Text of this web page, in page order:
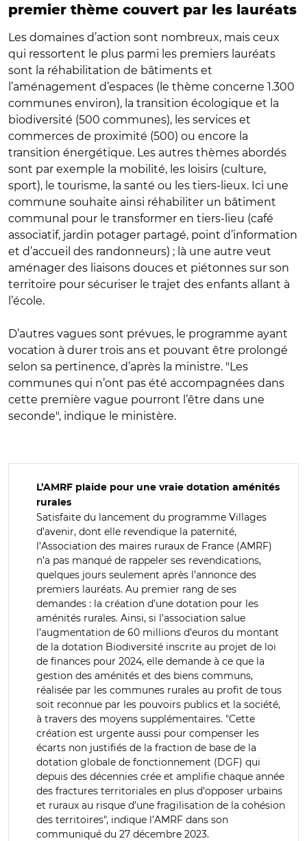
premier thème couvert par les lauréats
Les domaines d’action sont nombreux, mais ceux
qui ressortent le plus parmi les premiers lauréats
sont la réhabilitation de bâtiments et
l’aménagement d’espaces (le thème concerne 1.300
communes environ), la transition écologique et la
biodiversité (500 communes), les services et
commerces de proximité (500) ou encore la
transition énergétique. Les autres thèmes abordés
sont par exemple la mobilité, les loisirs (culture,
sport), le tourisme, la santé ou les tiers-lieux. Ici une
commune souhaite ainsi réhabiliter un bâtiment
communal pour le transformer en tiers-lieu (café
associatif, jardin potager partagé, point d’information
et d’accueil des randonneurs) ; là une autre veut
aménager des liaisons douces et piétonnes sur son
territoire pour sécuriser le trajet des enfants allant à
l’école.
D’autres vagues sont prévues, le programme ayant
vocation à durer trois ans et pouvant être prolongé
selon sa pertinence, d’après la ministre. "Les
communes qui n’ont pas été accompagnées dans
cette première vague pourront l’être dans une
seconde", indique le ministère.
L’AMRF plaide pour une vraie dotation aménités
rurales
Satisfaite du lancement du programme Villages
d’avenir, dont elle revendique la paternité,
l’Association des maires ruraux de France (AMRF)
n’a pas manqué de rappeler ses revendications,
quelques jours seulement après l’annonce des
premiers lauréats. Au premier rang de ses
demandes : la création d’une dotation pour les
aménités rurales. Ainsi, si l’association salue
l’augmentation de 60 millions d’euros du montant
de la dotation Biodiversité inscrite au projet de loi
de finances pour 2024, elle demande à ce que la
gestion des aménités et des biens communs,
réalisée par les communes rurales au profit de tous
soit reconnue par les pouvoirs publics et la société,
à travers des moyens supplémentaires. "Cette
création est urgente aussi pour compenser les
écarts non justifiés de la fraction de base de la
dotation globale de fonctionnement (DGF) qui
depuis des décennies crée et amplifie chaque année
des fractures territoriales en plus d’opposer urbains
et ruraux au risque d’une fragilisation de la cohésion
des territoires", indique l’AMRF dans son
communiqué du 27 décembre 2023.